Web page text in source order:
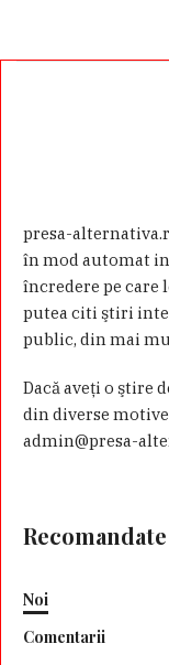
presa-
în mod automat
încredere pe care
putea citi ştiri
public, din mai
Dacă aveţi o ştire
din diverse
admin@presa-
Recomandate
Noi
Comentarii